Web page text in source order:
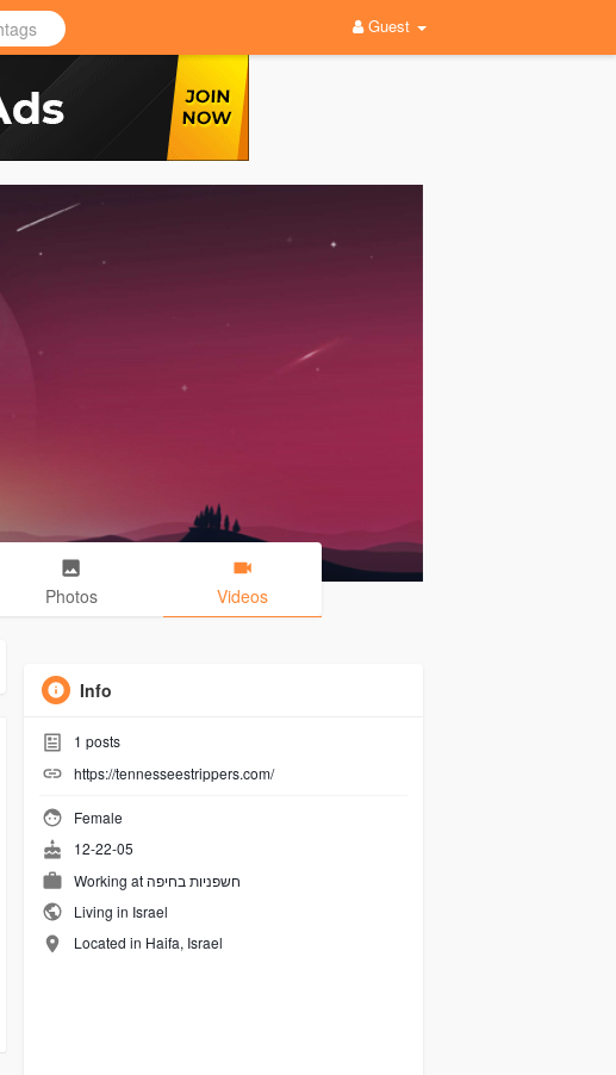
Guest
Photos Videos
Info
1 posts
https://tennesseestrippers.com/
Female
12-22-05
Working atחשפניות בחיפה
Living in Israel
Located in Haifa, Israel